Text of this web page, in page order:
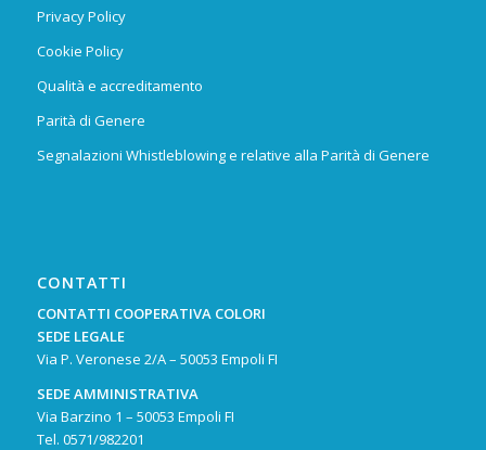
Privacy Policy
Cookie Policy
Qualità e accreditamento
Parità di Genere
Segnalazioni Whistleblowing e relative alla Parità di Genere
CONTATTI
CONTATTI COOPERATIVA COLORI
SEDE LEGALE
Via P. Veronese 2/A – 50053 Empoli FI
SEDE AMMINISTRATIVA
Via Barzino 1 – 50053 Empoli FI
Tel. 0571/982201